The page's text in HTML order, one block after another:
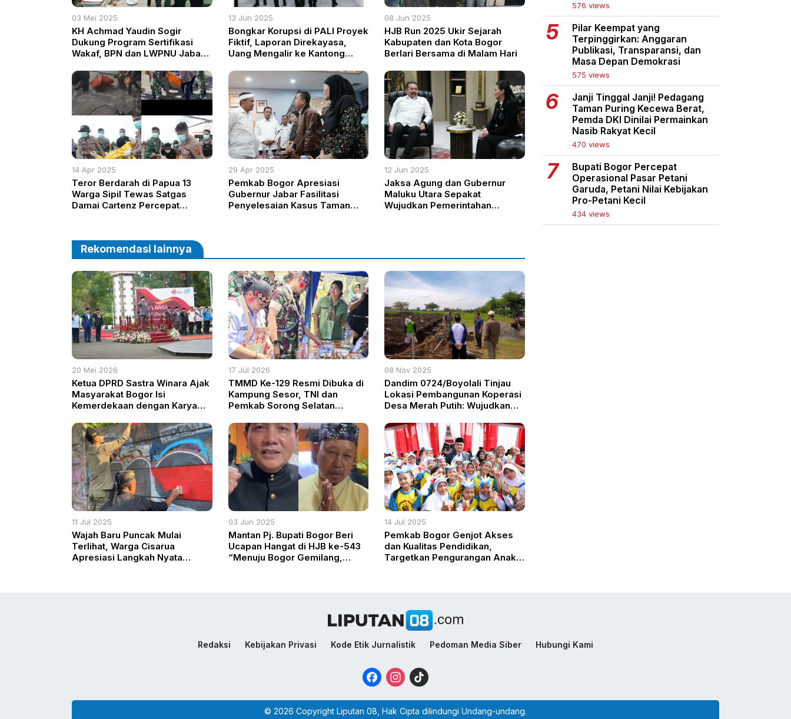
03 Mei 2025
KH Achmad Yaudin Sogir
Dukung Program Sertifikasi
Wakaf, BPN dan LWPNU Jabar
Keagamaan di Kabupaten
Bogor
13 Jun 2025
Bongkar Korupsi di PALI Proyek
Fiktif, Laporan Direkayasa,
Uang Mengalir ke Kantong
08 Jun 2025
HJB Run 2025 Ukir Sejarah
Kabupaten dan Kota Bogor
Berlari Bersama di Malam Hari
14 Apr 2025
Teror Berdarah di Papua 13
Warga Sipil Tewas Satgas
Damai Cartenz Percepat
29 Apr 2025
Pemkab Bogor Apresiasi
Gubernur Jabar Fasilitasi
Penyelesaian Kasus Taman
12 Jun 2025
Jaksa Agung dan Gubernur
Maluku Utara Sepakat
Wujudkan Pemerintahan
Rekomendasi lainnya
20 Mei 2026
Ketua DPRD Sastra Winara Ajak
Masyarakat Bogor Isi
Kemerdekaan dengan Karya
17 Jul 2026
TMMD Ke-129 Resmi Dibuka di
Kampung Sesor, TNI dan
Pemkab Sorong Selatan
08 Nov 2025
Dandim 0724/Boyolali Tinjau
Lokasi Pembangunan Koperasi
Desa Merah Putih: Wujudkan
11 Jul 2025
Wajah Baru Puncak Mulai
Terlihat, Warga Cisarua
Apresiasi Langkah Nyata
03 Jun 2025
Mantan Pj. Bupati Bogor Beri
Ucapan Hangat di HJB ke-543
“Menuju Bogor Gemilang,
14 Jul 2025
Pemkab Bogor Genjot Akses
dan Kualitas Pendidikan,
Targetkan Pengurangan Anak
576 views
Pilar Keempat yang
Terpinggirkan: Anggaran
Publikasi, Transparansi, dan
Masa Depan Demokrasi
575 views
Janji Tinggal Janji! Pedagang
Taman Puring Kecewa Berat,
Pemda DKI Dinilai Permainkan
Nasib Rakyat Kecil
470 views
Bupati Bogor Percepat
Operasional Pasar Petani
Garuda, Petani Nilai Kebijakan
Pro-Petani Kecil
434 views
Redaksi Kebijakan Privasi Kode Etik Jurnalistik Pedoman Media Siber Hubungi Kami
FacebookInstagram
© 2026 Copyright Liputan 08, Hak Cipta dilindungi Undang-undang.